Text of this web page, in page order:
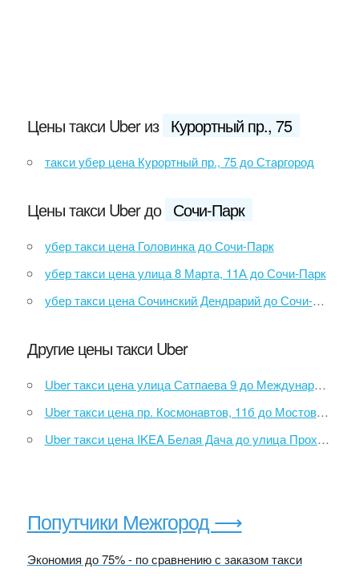
Цены такси Uber из Курортный пр., 75
такси убер цена Курортный пр., 75 до Старгород
Цены такси Uber до Сочи-Парк
убер такси цена Головинка до Сочи-Парк
убер такси цена улица 8 Марта, 11А до Сочи-Парк
убер такси цена Сочинский Дендрарий до Сочи-Парк
Другие цены такси Uber
Uber такси цена улица Сатпаева 9 до Международный аэропорт Алматы
Uber такси цена пр. Космонавтов, 11б до Мостовая улица, 53
Uber такси цена IKEA Белая Дача до улица Проходчиков
Попутчики Межгород ⟶
Экономия до 75% - по сравнению с заказом такси